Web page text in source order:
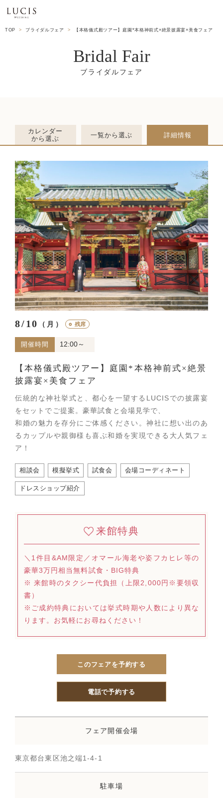
TOP ブライダルフェア 【本格儀式殿ツアー】庭園*本格神前式×絶景披露宴×美食フェア
Bridal Fair
カレンダー
から選ぶ
一覧から選ぶ 詳細情報
8/10 （月） ○ 残席
開催時間 12:00～
【本格儀式殿ツアー】庭園*本格神前式×絶景
披露宴×美食フェア
伝統的な神社挙式と、都心を一望するLUCISでの披露宴
をセットでご提案。豪華試食と会場見学で、
和婚の魅力を存分にご体感ください。神社に想い出のあ
るカップルや親御様も喜ぶ和婚を実現できる大人気フェ
ア！
相談会 模擬挙式 試食会 会場コーディネート
ドレスショップ紹介
来館特典
＼1件目&AM限定／オマール海老や姿フカヒレ等の
豪華3万円相当無料試食・BIG特典
※ 来館時のタクシー代負担（上限2,000円※要領収
書）
※ご成約特典においては挙式時期や人数により異な
ります。お気軽にお尋ねください！
このフェアを予約する
電話で予約する
フェア開催会場
東京都台東区池之端1-4-1
駐車場